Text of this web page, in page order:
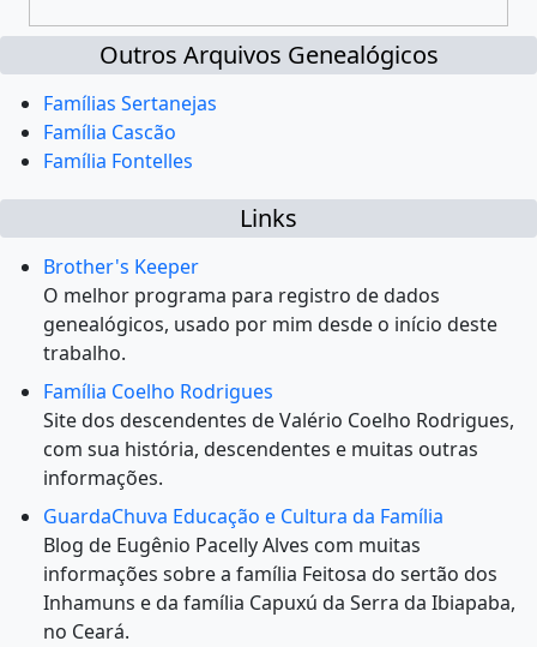
Outros Arquivos Genealógicos
Famílias Sertanejas
Família Cascão
Família Fontelles
Links
Brother's Keeper
O melhor programa para registro de dados
genealógicos, usado por mim desde o início deste
trabalho.
Família Coelho Rodrigues
Site dos descendentes de Valério Coelho Rodrigues,
com sua história, descendentes e muitas outras
informações.
GuardaChuva Educação e Cultura da Família
Blog de Eugênio Pacelly Alves com muitas
informações sobre a família Feitosa do sertão dos
Inhamuns e da família Capuxú da Serra da Ibiapaba,
no Ceará.